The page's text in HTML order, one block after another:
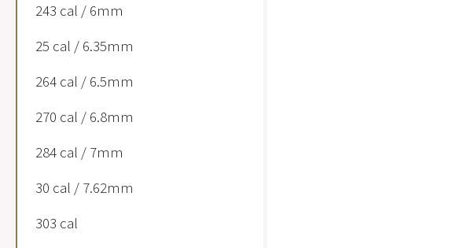
243 cal / 6mm
25 cal / 6.35mm
264 cal / 6.5mm
270 cal / 6.8mm
284 cal / 7mm
30 cal / 7.62mm
303 cal